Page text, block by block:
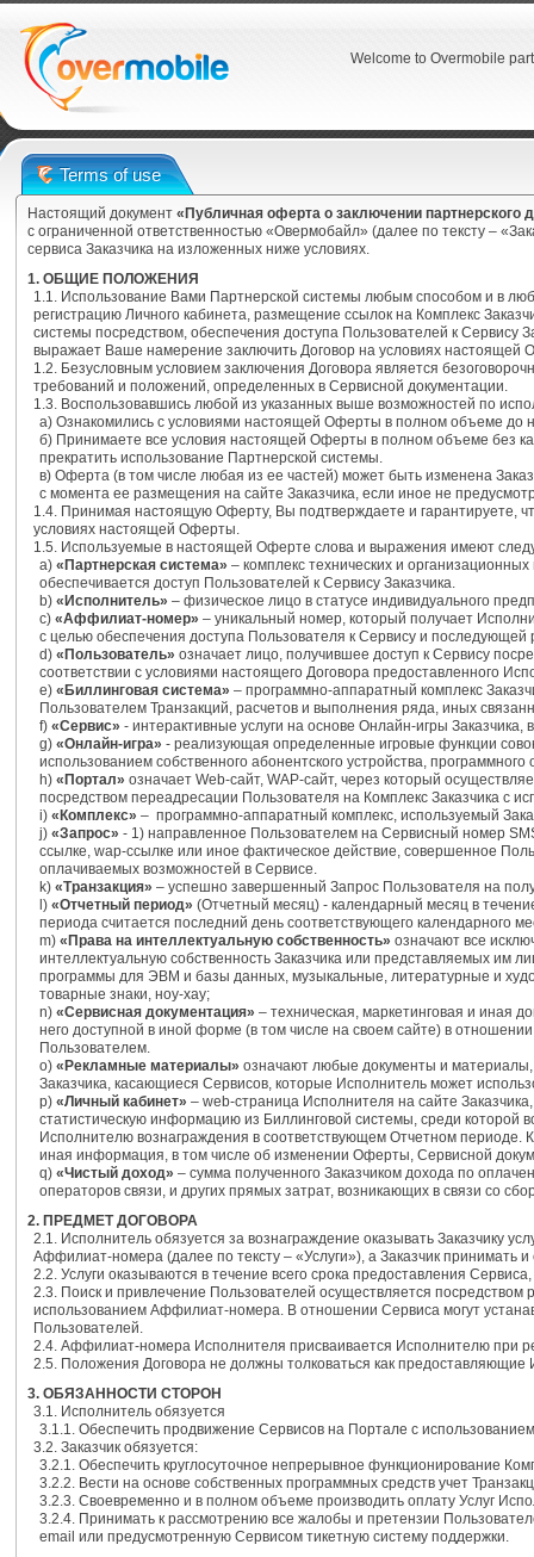
Welcome to Overmobile
Terms of use
Настоящий документ «Публичная оферта о заключении партнерского
с ограниченной ответственностью «Овермобайл» (далее по тексту –
сервиса Заказчика на изложенных ниже условиях.
1. ОБЩИЕ ПОЛОЖЕНИЯ
1.1. Использование Вами Партнерской системы любым способом и в
регистрацию Личного кабинета, размещение ссылок на Комплекс
системы посредством, обеспечения доступа Пользователей к Сервису
выражает Ваше намерение заключить Договор на условиях настоящей
1.2. Безусловным условием заключения Договора является
требований и положений, определенных в Сервисной документации.
1.3. Воспользовавшись любой из указанных выше возможностей по
а) Ознакомились с условиями настоящей Оферты в полном объеме до
б) Принимаете все условия настоящей Оферты в полном объеме без
прекратить использование Партнерской системы.
в) Оферта (в том числе любая из ее частей) может быть изменена
с момента ее размещения на сайте Заказчика, если иное не
1.4. Принимая настоящую Оферту, Вы подтверждаете и гарантируете,
условиях настоящей Оферты.
1.5. Используемые в настоящей Оферте слова и выражения имеют
а) «Партнерская система» – комплекс технических и
обеспечивается доступ Пользователей к Сервису Заказчика.
b) «Исполнитель» – физическое лицо в статусе индивидуального
c) «Аффилиат-номер» – уникальный номер, который получает
с целью обеспечения доступа Пользователя к Сервису и
d) «Пользователь» означает лицо, получившее доступ к Сервису
соответствии с условиями настоящего Договора предоставленного
e) «Биллинговая система» – программно-аппаратный комплекс
Пользователем Транзакций, расчетов и выполнения ряда, иных
f) «Сервис» - интерактивные услуги на основе Онлайн-игры
g) «Онлайн-игра» - реализующая определенные игровые функции
использованием собственного абонентского устройства,
h) «Портал» означает Web-сайт, WAP-сайт, через который
посредством переадресации Пользователя на Комплекс Заказчика с
i) «Комплекс» – программно-аппаратный комплекс, используемый
j) «Запрос» - 1) направленное Пользователем на Сервисный номер
ссылке, wap-ссылке или иное фактическое действие, совершенное
оплачиваемых возможностей в Сервисе.
k) «Транзакция» – успешно завершенный Запрос Пользователя на
l) «Отчетный период» (Отчетный месяц) - календарный месяц в
периода считается последний день соответствующего календарного
m) «Права на интеллектуальную собственность» означают все
интеллектуальную собственность Заказчика или представляемых им
программы для ЭВМ и базы данных, музыкальные, литературные и
товарные знаки, ноу-хау;
n) «Сервисная документация» – техническая, маркетинговая и иная
него доступной в иной форме (в том числе на своем сайте) в
Пользователем.
o) «Рекламные материалы» означают любые документы и
Заказчика, касающиеся Сервисов, которые Исполнитель может
p) «Личный кабинет» – web-страница Исполнителя на сайте
статистическую информацию из Биллинговой системы, среди
Исполнителю вознаграждения в соответствующем Отчетном периоде.
иная информация, в том числе об изменении Оферты, Сервисной
q) «Чистый доход» – сумма полученного Заказчиком дохода по
операторов связи, и других прямых затрат, возникающих в связи со
2. ПРЕДМЕТ ДОГОВОРА
2.1. Исполнитель обязуется за вознаграждение оказывать Заказчику
Аффилиат-номера (далее по тексту – «Услуги»), а Заказчик принимать
2.2. Услуги оказываются в течение всего срока предоставления
2.3. Поиск и привлечение Пользователей осуществляется
использованием Аффилиат-номера. В отношении Сервиса могут
Пользователей.
2.4. Аффилиат-номера Исполнителя присваивается Исполнителю при
2.5. Положения Договора не должны толковаться как
3. ОБЯЗАННОСТИ СТОРОН
3.1. Исполнитель обязуется
3.1.1. Обеспечить продвижение Сервисов на Портале с
3.2. Заказчик обязуется:
3.2.1. Обеспечить круглосуточное непрерывное функционирование
3.2.2. Вести на основе собственных программных средств учет
3.2.3. Своевременно и в полном объеме производить оплату Услуг
3.2.4. Принимать к рассмотрению все жалобы и претензии
email или предусмотренную Сервисом тикетную систему поддержки.